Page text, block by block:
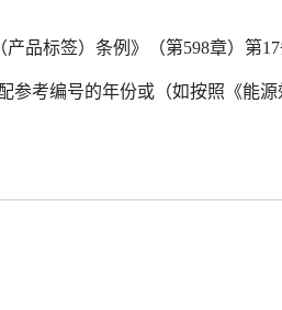
产品标签）条例》（第598章）第
参考编号的年份或（如按照《能